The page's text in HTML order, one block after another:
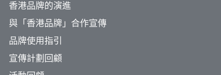
香港品牌的演進
與「香港品牌」合作宣傳
品牌使用指引
宣傳計劃回顧